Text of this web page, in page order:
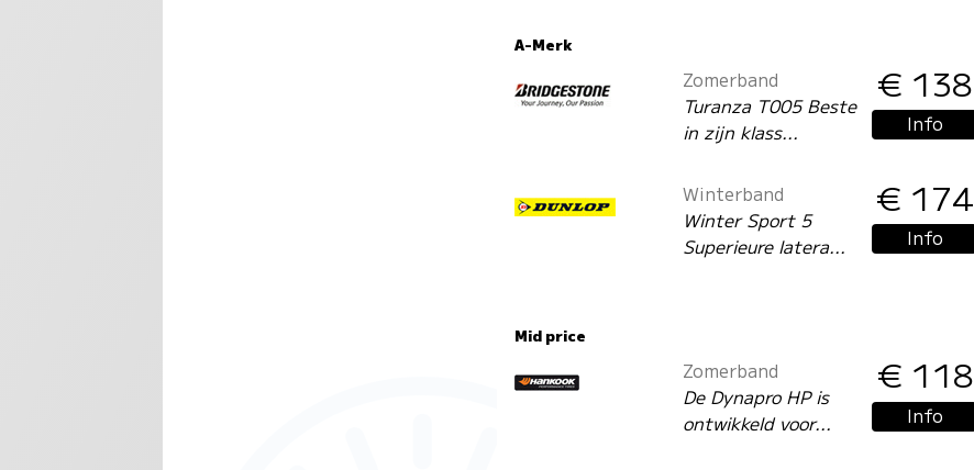
A-Merk
Zomerband
Turanza T005 Beste
in zijn klass...
€ 138
Info
Winterband
Winter Sport 5
Superieure latera...
€ 174
Info
Mid price
Zomerband
De Dynapro HP is
ontwikkeld voor...
€ 118
Info